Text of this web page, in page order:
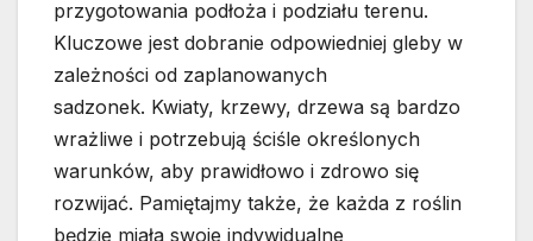
przygotowania podłoża i podziału terenu.
Kluczowe jest dobranie odpowiedniej gleby w
zależności od zaplanowanych
sadzonek. Kwiaty, krzewy, drzewa są bardzo
wrażliwe i potrzebują ściśle określonych
warunków, aby prawidłowo i zdrowo się
rozwijać. Pamiętajmy także, że każda z roślin
będzie miała swoje indywidualne